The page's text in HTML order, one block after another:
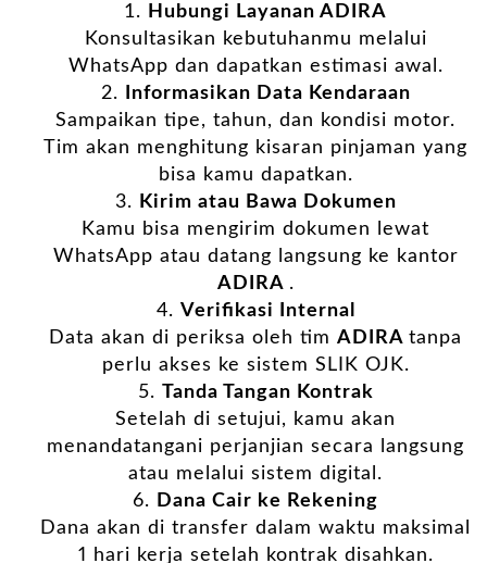
Hubungi LayananADIRA
Konsultasikan kebutuhanmu melalui
WhatsApp dan dapatkan estimasi awal.
Informasikan Data Kendaraan
Sampaikan tipe, tahun, dan kondisi motor.
Tim akan menghitung kisaran pinjaman yang
bisa kamu dapatkan.
Kirim atau Bawa Dokumen
Kamu bisa mengirim dokumen lewat
WhatsApp atau datang langsung ke kantor
ADIRA .
Verifikasi Internal
Data akan di periksa oleh timADIRAtanpa
perlu akses ke sistem SLIK OJK.
Tanda Tangan Kontrak
Setelah di setujui, kamu akan
menandatangani perjanjian secara langsung
atau melalui sistem digital.
Dana Cair ke Rekening
Dana akan di transfer dalam waktu maksimal
1 hari kerja setelah kontrak disahkan.